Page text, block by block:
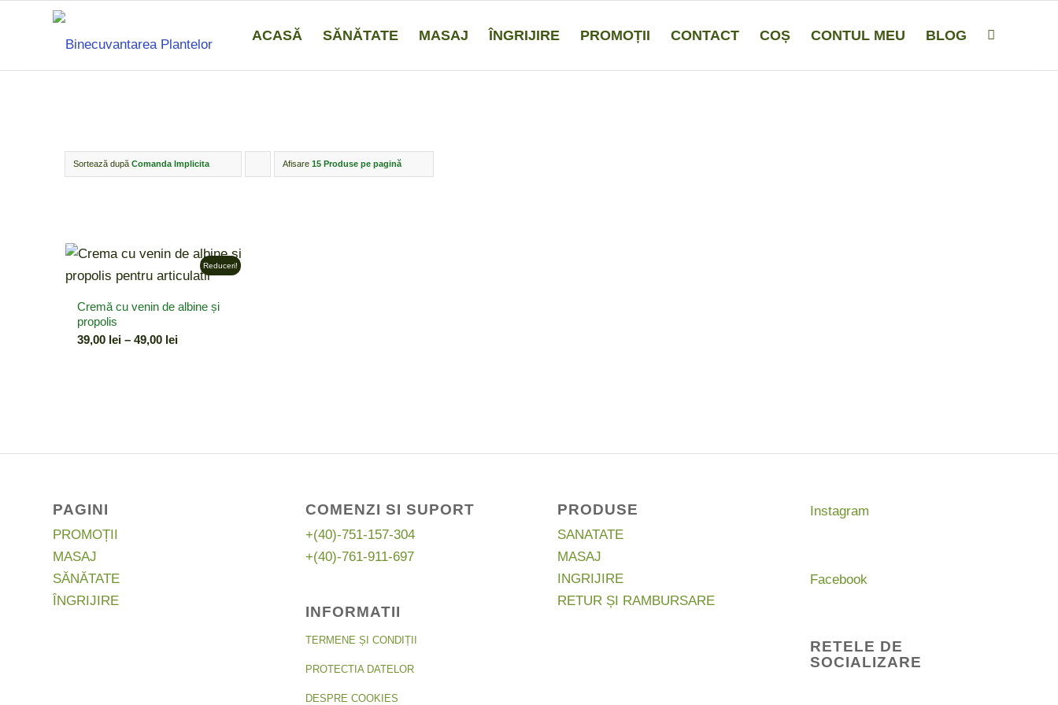
ACASĂ SĂNĂTATE MASAJ ÎNGRIJIRE PROMOȚII CONTACT COȘ CONTUL MEU BLOG
Sortează după Comanda Implicita Click
Afisare 15 Produse pe pagină
Cremă cu venin de albine și
propolis
39,00 lei – 49,00 leiInterval
49,00 lei
Reduceri!
PAGINI
PROMOȚII
MASAJ
SĂNĂTATE
ÎNGRIJIRE
COMENZI SI SUPORT
+(40)-751-157-304
+(40)-761-911-697
INFORMATII
TERMENE ȘI CONDIȚII
PROTECTIA DATELOR
DESPRE COOKIES
PRODUSE
SANATATE
MASAJ
INGRIJIRE
RETUR ȘI RAMBURSARE
Instagram
Facebook
RETELE DE
SOCIALIZARE